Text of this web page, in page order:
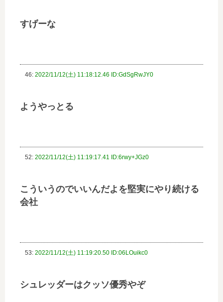
すげーな
46: 2022/11/12(土) 11:18:12.46 ID:GdSgRwJY0
ようやっとる
52: 2022/11/12(土) 11:19:17.41 ID:6rwy+JGz0
こういうのでいいんだよを堅実にやり続ける
会社
53: 2022/11/12(土) 11:19:20.50 ID:06LOuikc0
シュレッダーはクッソ優秀やぞ